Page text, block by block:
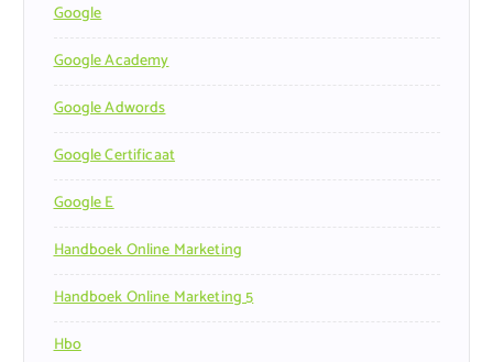
Google
Google Academy
Google Adwords
Google Certificaat
Google E
Handboek Online Marketing
Handboek Online Marketing 5
Hbo